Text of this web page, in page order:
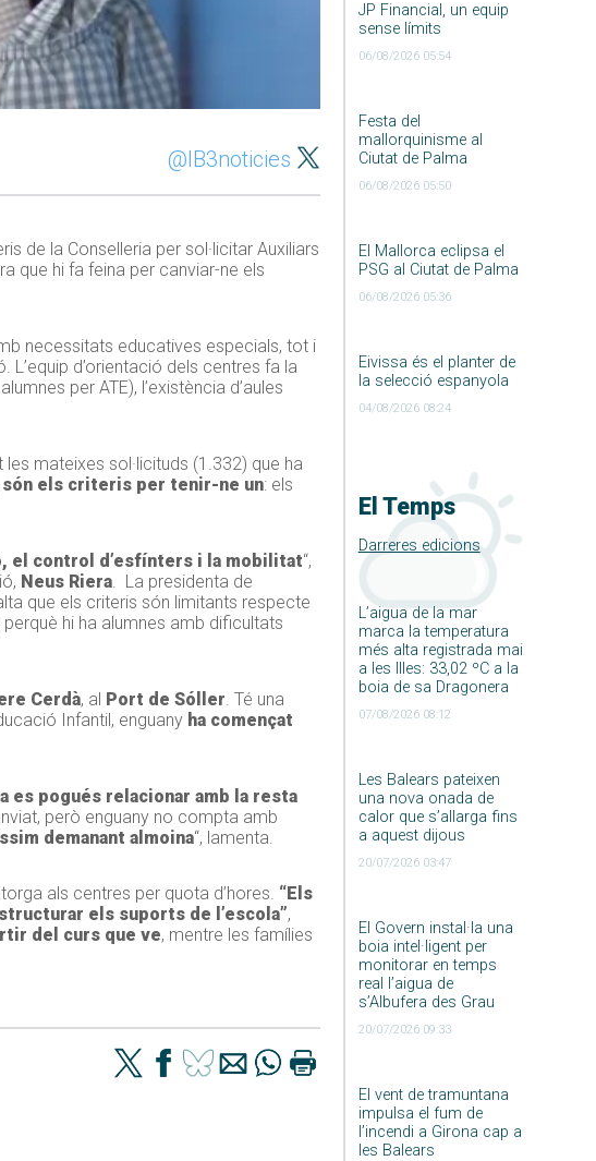
JP Financial, un equip
sense límits
06/08/2026 05:54
Festa del
mallorquinisme al
Ciutat de Palma
06/08/2026 05:50
El Mallorca eclipsa el
PSG al Ciutat de Palma
06/08/2026 05:36
Eivissa és el planter de
la selecció espanyola
04/08/2026 08:24
El Temps
Darreres edicions
L’aigua de la mar
marca la temperatura
més alta registrada mai
a les Illes: 33,02 ºC a la
boia de sa Dragonera
07/08/2026 08:12
Les Balears pateixen
una nova onada de
calor que s’allarga fins
a aquest dijous
20/07/2026 03:47
El Govern instal·la una
boia intel·ligent per
monitorar en temps
real l’aigua de
s’Albufera des Grau
20/07/2026 09:33
El vent de tramuntana
impulsa el fum de
l’incendi a Girona cap a
les Balears
@IB3noticies
de la Conselleria per sol·licitar Auxiliars
que hi fa feina per canviar-ne els
necessitats educatives especials, tot i
d’orientació dels centres fa la
per ATE), l’existència d’aules
mateixes sol·licituds (1.332) que ha
són els criteris per tenir-ne un: els
el control d’esfínters i la mobilitat“,
Neus Riera. La presidenta de
que els criteris són limitants respecte
hi ha alumnes amb dificultats
Cerdà, al Port de Sóller. Té una
Infantil, enguany ha començat
es pogués relacionar amb la resta
però enguany no compta amb
demanant almoina“, lamenta.
als centres per quota d’hores. “Els
els suports de l’escola”,
del curs que ve, mentre les famílies